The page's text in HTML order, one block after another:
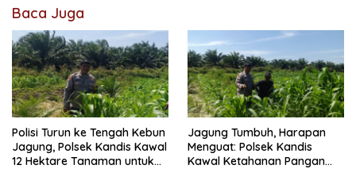
Baca Juga
Polisi Turun ke Tengah Kebun
Jagung, Polsek Kandis Kawal
12 Hektare Tanaman untuk
Jagung Tumbuh, Harapan
Menguat: Polsek Kandis
Kawal Ketahanan Pangan